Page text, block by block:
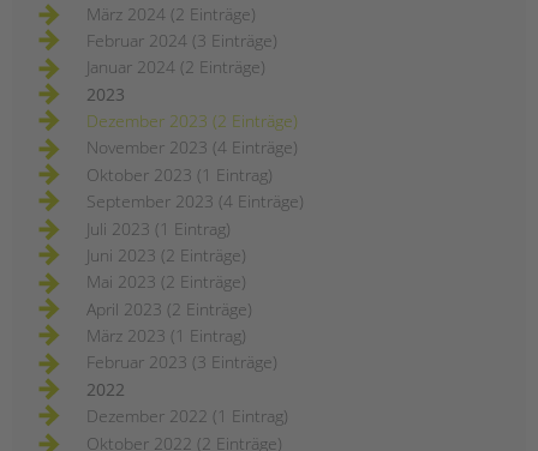
März 2024 (2 Einträge)
Februar 2024 (3 Einträge)
Januar 2024 (2 Einträge)
2023
Dezember 2023 (2 Einträge)
November 2023 (4 Einträge)
Oktober 2023 (1 Eintrag)
September 2023 (4 Einträge)
Juli 2023 (1 Eintrag)
Juni 2023 (2 Einträge)
Mai 2023 (2 Einträge)
April 2023 (2 Einträge)
März 2023 (1 Eintrag)
Februar 2023 (3 Einträge)
2022
Dezember 2022 (1 Eintrag)
Oktober 2022 (2 Einträge)